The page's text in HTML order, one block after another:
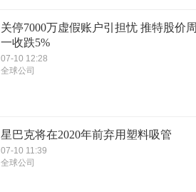
关停7000万虚假账户引担忧 推特股价周
一收跌5%
07-10 12:28
全球公司
星巴克将在2020年前弃用塑料吸管
07-10 11:39
全球公司